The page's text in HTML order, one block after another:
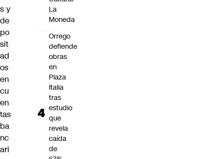
s y
de
po
sit
ad
os
en
cu
en
tas
ba
nc
ari
La
Moneda
Orrego
defiende
obras
en
Plaza
Italia
tras
estudio
que
revela
caída
de